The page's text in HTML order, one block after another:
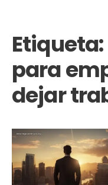
Etiqueta:
para
dejar